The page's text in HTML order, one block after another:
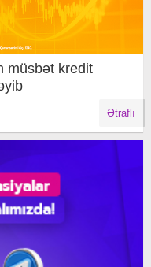
müsbət kredit
Ətraflı